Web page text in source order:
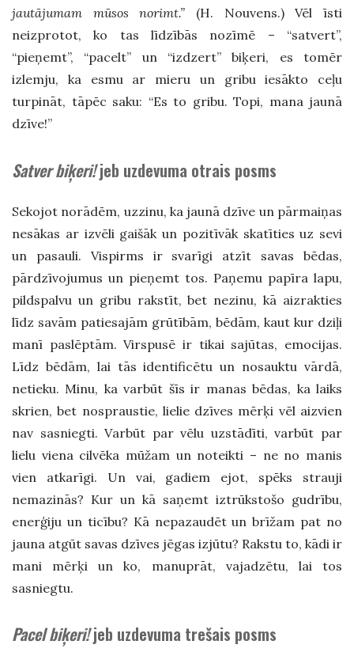
jautājumam mūsos norimt.” (H. Nouvens.) Vēl īsti
neizprotot, ko tas līdzībās nozīmē – “satvert”,
“pieņemt”, “pacelt” un “izdzert” biķeri, es tomēr
izlemju, ka esmu ar mieru un gribu iesākto ceļu
turpināt, tāpēc saku: “Es to gribu. Topi, mana jaunā
dzīve!”
Satver biķeri!jeb uzdevuma otrais posms
Sekojot norādēm, uzzinu, ka jaunā dzīve un pārmaiņas
nesākas ar izvēli gaišāk un pozitīvāk skatīties uz sevi
un pasauli. Vispirms ir svarīgi atzīt savas bēdas,
pārdzīvojumus un pieņemt tos. Paņemu papīra lapu,
pildspalvu un gribu rakstīt, bet nezinu, kā aizrakties
līdz savām patiesajām grūtībām, bēdām, kaut kur dziļi
manī paslēptām. Virspusē ir tikai sajūtas, emocijas.
Līdz bēdām, lai tās identificētu un nosauktu vārdā,
netieku. Minu, ka varbūt šīs ir manas bēdas, ka laiks
skrien, bet nospraustie, lielie dzīves mērķi vēl aizvien
nav sasniegti. Varbūt par vēlu uzstādīti, varbūt par
lielu viena cilvēka mūžam un noteikti – ne no manis
vien atkarīgi. Un vai, gadiem ejot, spēks strauji
nemazinās? Kur un kā saņemt iztrūkstošo gudrību,
enerģiju un ticību? Kā nepazaudēt un brīžam pat no
jauna atgūt savas dzīves jēgas izjūtu? Rakstu to, kādi ir
mani mērķi un ko, manuprāt, vajadzētu, lai tos
sasniegtu.
Pacel biķeri!jeb uzdevuma trešais posms